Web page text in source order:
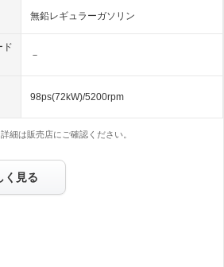
無鉛レギュラーガソリン
ド
－
98ps(72kW)/5200rpm
細は販売店にご確認ください。
く見る